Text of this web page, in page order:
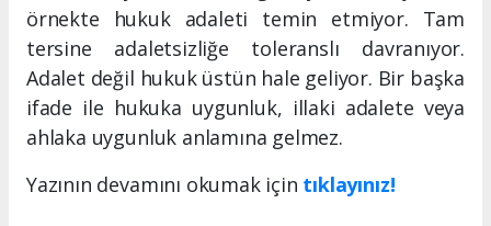
örnekte hukuk adaleti temin etmiyor. Tam
tersine adaletsizliğe toleranslı davranıyor.
Adalet değil hukuk üstün hale geliyor. Bir başka
ifade ile hukuka uygunluk, illaki adalete veya
ahlaka uygunluk anlamına gelmez.
Yazının devamını okumak için tıklayınız!